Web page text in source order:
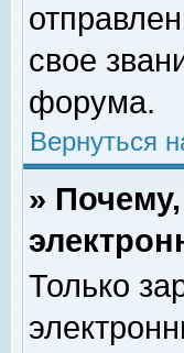
свое
форума.
Вернуться
»
Только